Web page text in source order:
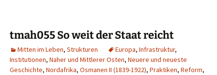
tmah055 So weit der Staat reicht
Mitten im Leben, Strukturen Europa, Infrastruktur,
Institutionen, Naher und Mittlerer Osten, Neuere und neueste
Geschichte, Nordafrika, Osmanen II (1839-1922), Praktiken, Reform,